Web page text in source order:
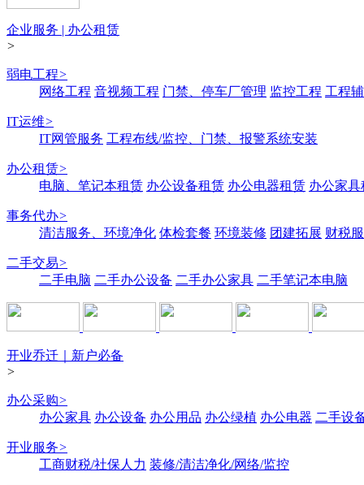
企业服务 | 办公租赁
>
弱电工程>
网络工程 音视频工程 门禁、停车厂管理 监控工程 工程
IT运维>
IT网管服务 工程布线/监控、门禁、报警系统安装
办公租赁>
电脑、笔记本租赁 办公设备租赁 办公电器租赁 办公家具
事务代办>
清洁服务、环境净化 体检套餐 环境装修 团建拓展 财税
二手交易>
二手电脑 二手办公设备 二手办公家具 二手笔记本电脑
开业乔迁｜新户必备
>
办公采购>
办公家具 办公设备 办公用品 办公绿植 办公电器 二手设
开业服务>
工商财税/社保人力 装修/清洁净化/网络/监控